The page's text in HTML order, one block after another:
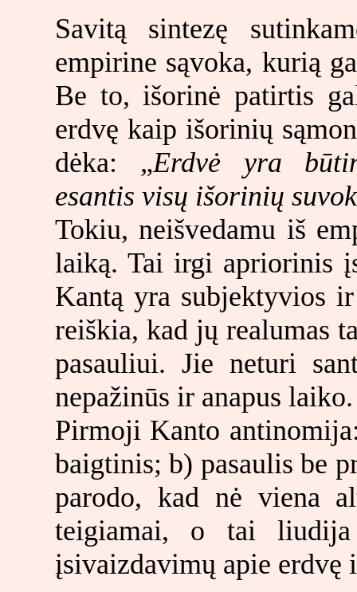
Savitą sintezę
empirine sąvoka, kurią
Be to, išorinė patirtis
erdvę kaip išorinių
dėka: „Erdvė yra
esantis visų išorinių
Tokiu, neišvedamu iš
laiką. Tai irgi apriorinis
Kantą yra subjektyvios
reiškia, kad jų realumas
pasauliui. Jie neturi
nepažinūs ir anapus laiko.
Pirmoji Kanto
baigtinis; b) pasaulis be
parodo, kad nė viena
teigiamai, o tai
įsivaizdavimų apie erdvę